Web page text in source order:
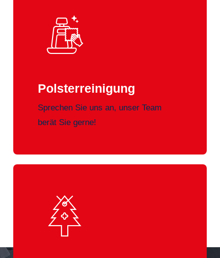
Polsterreinigung
Sprechen Sie uns an, unser Team
berät Sie gerne!